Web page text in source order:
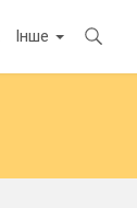
Інше